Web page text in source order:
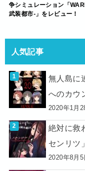
争シミュレーション「
武装都市-」をレビュー！
人気記事
無人島に
へのカウ
2020年1月
絶対に救
センリツ
2020年8月